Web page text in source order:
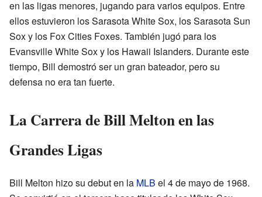
en las ligas menores, jugando para varios equipos. Entre
ellos estuvieron los Sarasota White Sox, los Sarasota Sun
Sox y los Fox Cities Foxes. También jugó para los
Evansville White Sox y los Hawaii Islanders. Durante este
tiempo, Bill demostró ser un gran bateador, pero su
defensa no era tan fuerte.
La Carrera de Bill Melton en las
Grandes Ligas
Bill Melton hizo su debut en la MLB el 4 de mayo de 1968.